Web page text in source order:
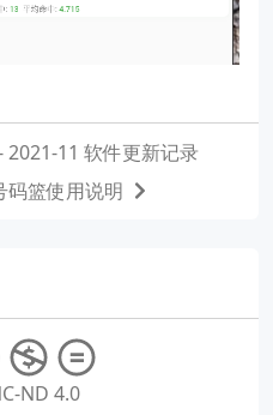
2021-11 软件更新记录
码篮使用说明
ND 4.0